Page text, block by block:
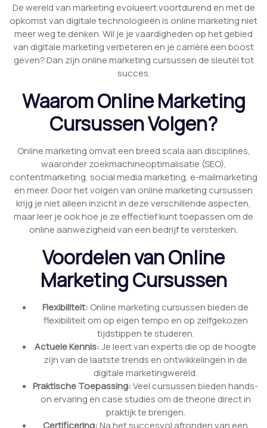
De wereld van marketing evolueert voortdurend en met de
opkomst van digitale technologieën is online marketing niet
meer weg te denken. Wil je je vaardigheden op het gebied
van digitale marketing verbeteren en je carrière een boost
geven? Dan zijn online marketing cursussen de sleutel tot
succes.
Waarom Online Marketing
Cursussen Volgen?
Online marketing omvat een breed scala aan disciplines,
waaronder zoekmachineoptimalisatie (SEO),
contentmarketing, social media marketing, e-mailmarketing
en meer. Door het volgen van online marketing cursussen
krijg je niet alleen inzicht in deze verschillende aspecten,
maar leer je ook hoe je ze effectief kunt toepassen om de
online aanwezigheid van een bedrijf te versterken.
Voordelen van Online
Marketing Cursussen
Flexibiliteit: Online marketing cursussen bieden de
flexibiliteit om op eigen tempo en op zelfgekozen
tijdstippen te studeren.
Actuele Kennis:Je leert van experts die op de hoogte
zijn van de laatste trends en ontwikkelingen in de
digitale marketingwereld.
Praktische Toepassing:Veel cursussen bieden hands-
on ervaring en case studies om de theorie direct in
praktijk te brengen.
Certificering:Na het succesvol afronden van een